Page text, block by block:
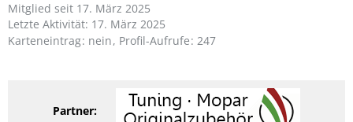
Mitglied seit 17. März 2025
Letzte Aktivität: 17. März 2025
Karteneintrag nein Profil-Aufrufe 247
Partner: